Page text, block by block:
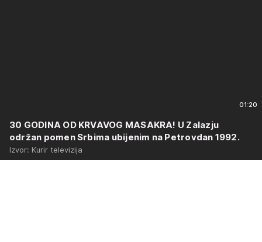
01:20
30 GODINA OD KRVAVOG MASAKRA! U Zalazju
održan pomen Srbima ubijenim na Petrovdan 1992.
Izvor: Kurir televizija